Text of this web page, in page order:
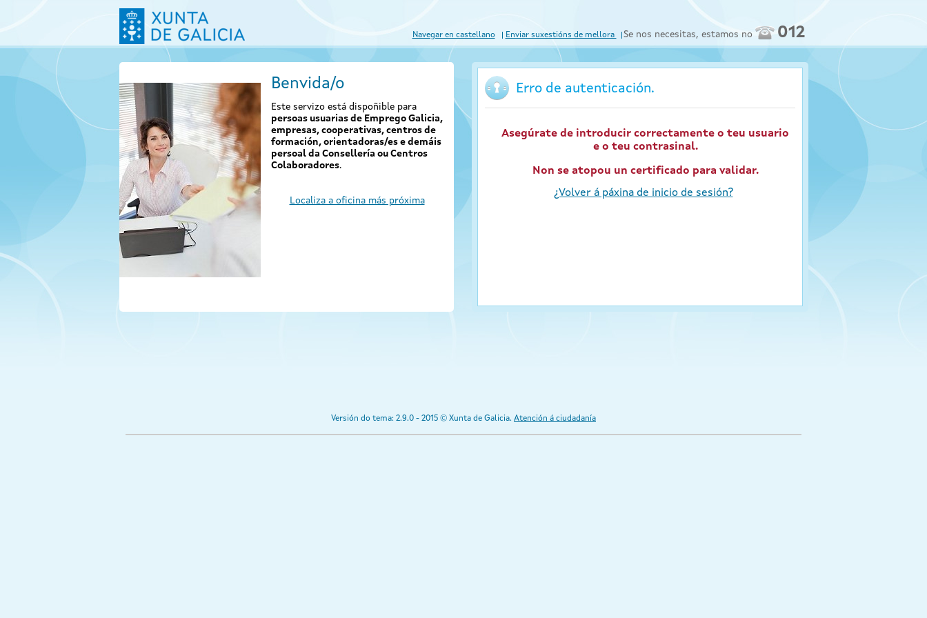
Navegar en castellano Enviar suxestións de mellora Se nos necesitas, estamos no 012
Benvida/o
Este servizo está dispoñible para
persoas usuarias de Emprego Galicia,
empresas, cooperativas, centros de
formación, orientadoras/es e demáis
persoal da Consellería ou Centros
Colaboradores.
Localiza a oficina más próxima
Erro de autenticación.
Asegúrate de introducir correctamente o teu usuario
e o teu contrasinal.
Non se atopou un certificado para validar.
¿Volver á páxina de inicio de sesión?
Versión do tema: 2.9.0 - 2015 © Xunta de Galicia. Atención á ciudadanía